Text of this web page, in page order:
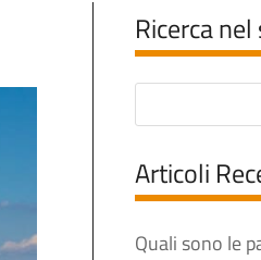
Ricerca
Articoli
Quali sono le